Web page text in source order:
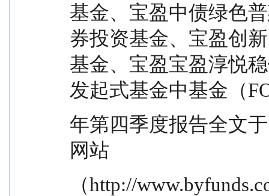
基金、宝盈中债绿色
券投资基金、宝盈创
基金、宝盈宝盈淳悦
发起式基金中基金（
年第四季度报告全文
网站
（http://